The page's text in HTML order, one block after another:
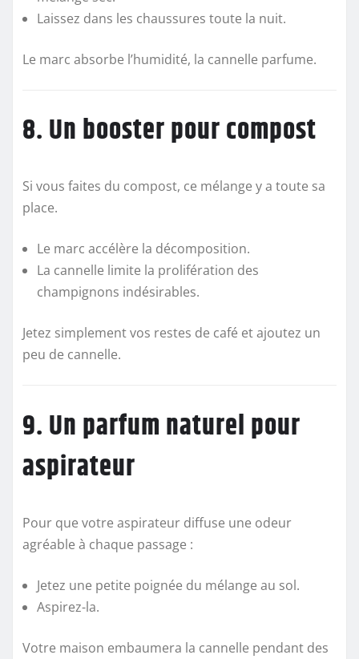
Laissez dans les chaussures toute la nuit.
Le marc absorbe l’humidité, la cannelle parfume.
8. Un booster pour compost
Si vous faites du compost, ce mélange y a toute sa
place.
Le marc accélère la décomposition.
La cannelle limite la prolifération des
champignons indésirables.
Jetez simplement vos restes de café et ajoutez un
peu de cannelle.
9. Un parfum naturel pour
aspirateur
Pour que votre aspirateur diffuse une odeur
agréable à chaque passage :
Jetez une petite poignée du mélange au sol.
Aspirez-la.
Votre maison embaumera la cannelle pendant des